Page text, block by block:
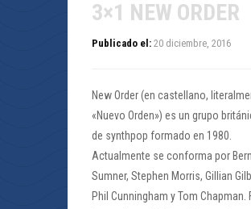
3×1 NEW ORDER
Publicado el: 20 diciembre, 2016
New Order (en castellano,
«Nuevo Orden») es un grupo
de synthpop formado en 1980.
Actualmente se conforma por
Sumner, Stephen Morris, Gillian
Phil Cunningham y Tom Chapman.